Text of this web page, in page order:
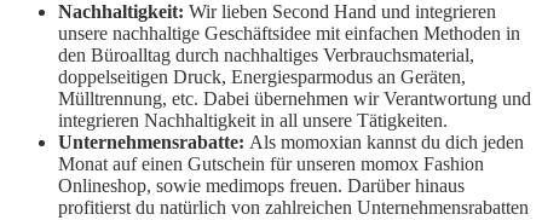
Nachhaltigkeit: Wir lieben Second Hand und integrieren
unsere nachhaltige Geschäftsidee mit einfachen Methoden in
den Büroalltag durch nachhaltiges Verbrauchsmaterial,
doppelseitigen Druck, Energiesparmodus an Geräten,
Mülltrennung, etc. Dabei übernehmen wir Verantwortung und
integrieren Nachhaltigkeit in all unsere Tätigkeiten.
Unternehmensrabatte: Als momoxian kannst du dich jeden
Monat auf einen Gutschein für unseren momox Fashion
Onlineshop, sowie medimops freuen. Darüber hinaus
profitierst du natürlich von zahlreichen Unternehmensrabatten